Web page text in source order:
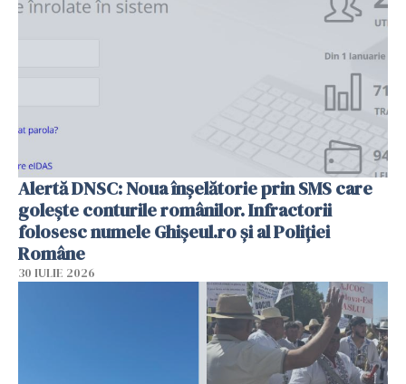
Alertă DNSC: Noua înșelătorie prin SMS care
golește conturile românilor. Infractorii
folosesc numele Ghișeul.ro și al Poliției
Române
30 IULIE 2026